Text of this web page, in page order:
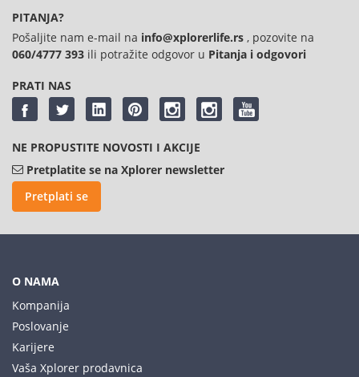
PITANJA?
Pošaljite nam e-mail na info@xplorerlife.rs , pozovite na
060/4777 393 ili potražite odgovor u Pitanja i odgovori
PRATI NAS
NE PROPUSTITE NOVOSTI I AKCIJE
Pretplatite se na Xplorer newsletter
Pretplati se
O NAMA
Kompanija
Poslovanje
Karijere
Vaša Xplorer prodavnica